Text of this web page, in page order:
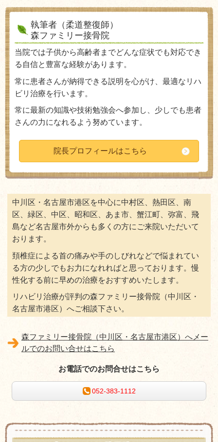
執筆者（柔道整復師）
森ファミリー接骨院
当院では子供から高齢者までどんな症状でも対応でき
る自信と豊富な経験があります。
常に患者さんが納得できる説明を心がけ、最適なリハ
ビリ治療を行います。
常に最新の知識や技術勉強会へ参加し、少しでも患者
さんの力になれるよう努めています。
院長プロフィールはこちら
中川区・名古屋市港区を中心に中村区、熱田区、南
区、緑区、中区、昭和区、あま市、蟹江町、弥富、飛
島など名古屋市外からも多くの方にご来院いただいて
おります。
頚椎症による首の痛みや手のしびれなどで悩まれてい
る方の少しでもお力になれればと思っております。慢
性化する前に早めの治療をおすすめいたします。
リハビリ治療が評判の森ファミリー接骨院（中川区・
名古屋市港区）へご相談下さい。
森ファミリー接骨院（中川区・名古屋市港区）へメー
ルでのお問い合せはこちら
お電話でのお問合せはこちら
052-383-1112